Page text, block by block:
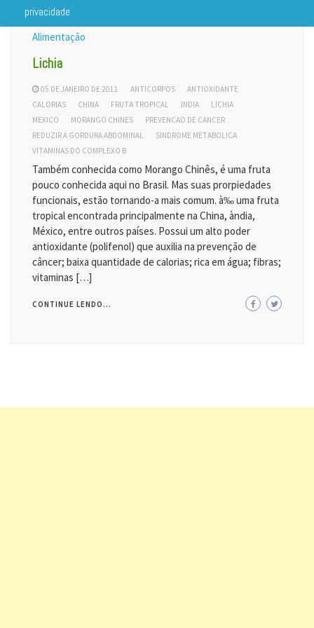
privacidade
Alimentação
Lichia
05 DE JANEIRO DE 2011 ANTICORPOS
ANTIOXIDANTE
CALORIAS
CHINA FRUTA TROPICAL INDIA
LICHIA
MEXICO
MORANGO CHINES
PREVENCAO DE CANCER
REDUZIR A GORDURA ABDOMINAL
SINDROME METABOLICA
VITAMINAS DO COMPLEXO B
Também conhecida como Morango Chinês, é uma fruta
pouco conhecida aqui no Brasil. Mas suas prorpiedades
funcionais, estão tornando-a mais comum. à‰ uma fruta
tropical encontrada principalmente na China, àndia,
México, entre outros países. Possui um alto poder
antioxidante (polifenol) que auxilia na prevenção de
câncer; baixa quantidade de calorias; rica em água; fibras;
vitaminas […]
CONTINUE LENDO...